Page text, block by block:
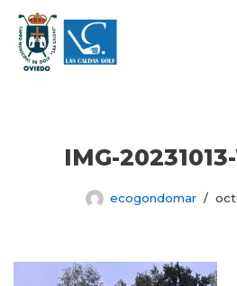
Saltar
al
IMG-
ecogondomar